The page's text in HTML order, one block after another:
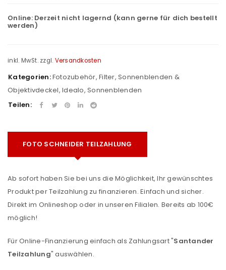
Online: Derzeit nicht lagernd (kann gerne für dich bestellt
werden)
inkl. MwSt. zzgl. Versandkosten
Kategorien:Fotozubehör, Filter, Sonnenblenden &
Objektivdeckel, Idealo, Sonnenblenden
Teilen:
FOTO SCHNEIDER TEILZAHLUNG
Ab sofort haben Sie bei uns die Möglichkeit, Ihr gewünschtes
Produkt per Teilzahlung zu finanzieren. Einfach und sicher.
Direkt im Onlineshop oder in unseren Filialen. Bereits ab 100€
möglich!
Für Online-Finanzierung einfach als Zahlungsart "Santander
Teilzahlung" auswählen.